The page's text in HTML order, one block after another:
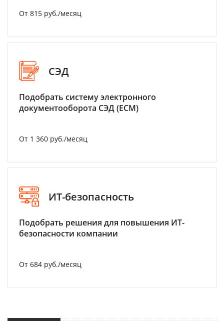
От 815 руб./месяц
СЭД
Подобрать систему электронного
документооборота СЭД (ECM)
От 1 360 руб./месяц
ИТ-безопасность
Подобрать решения для повышения ИТ-
безопасности компании
От 684 руб./месяц